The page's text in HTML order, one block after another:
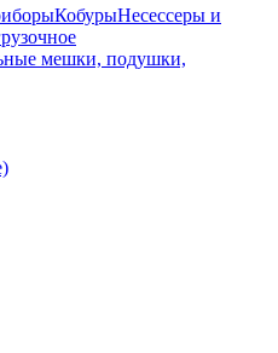
КобурыНесессеры и
мешки, подушки,